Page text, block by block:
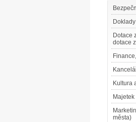
Dotace
dotace
Kultura
města)